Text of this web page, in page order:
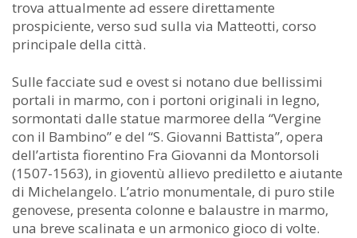
trova attualmente ad essere direttamente
prospiciente, verso sud sulla via Matteotti, corso
principale della città.
Sulle facciate sud e ovest si notano due bellissimi
portali in marmo, con i portoni originali in legno,
sormontati dalle statue marmoree della “Vergine
con il Bambino” e del “S. Giovanni Battista”, opera
dell’artista fiorentino Fra Giovanni da Montorsoli
(1507-1563), in gioventù allievo prediletto e aiutante
di Michelangelo. L’atrio monumentale, di puro stile
genovese, presenta colonne e balaustre in marmo,
una breve scalinata e un armonico gioco di volte.